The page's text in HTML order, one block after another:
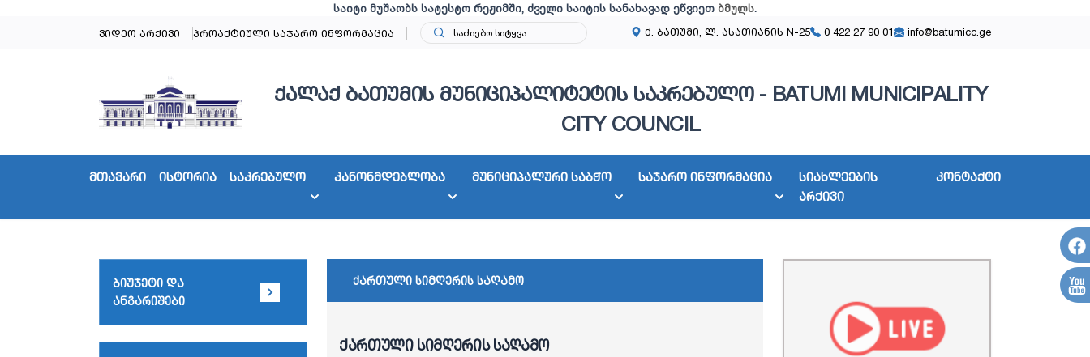
საიტი მუშაობს სატესტო რეჟიმში, ძველი საიტის სანახავად ეწვიეთ ბმულს.
ვიდეო არქივი
პროაქტიული საჯარო ინფორმაცია ქ. ბათუმი, ლ. ასათიანის N-25 0 422 27 90 01 info@batumicc.ge
ქალაქ ბათუმის მუნიციპალიტეტის საკრებულო - BATUMI MUNICIPALITY
CITY COUNCIL
მთავარი ისტორია საკრებულო კანონმდებლობა მუნიციპალური საბჭო საჯარო ინფორმაცია
სიახლეების
არქივი
კონტაქტი
ბიუჯეტი და
ანგარიშები
ქართული სიმღერის საღამო
ქართული სიმღერის საღამო